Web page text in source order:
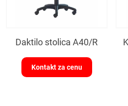
Daktilo stolica A40/R
Kontakt za cenu